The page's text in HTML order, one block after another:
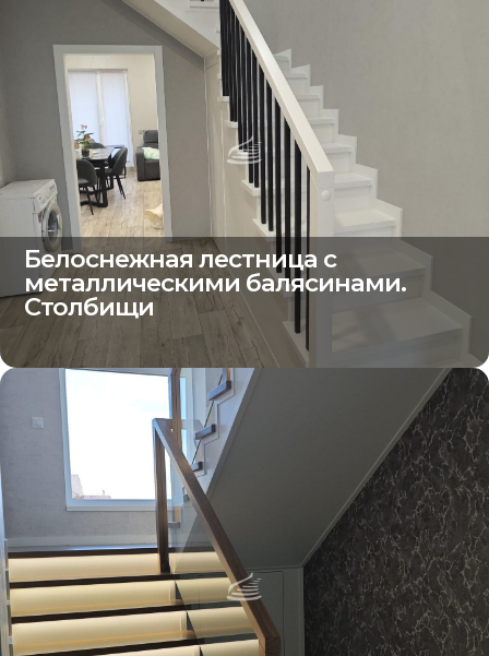
Белоснежная лестница с
металлическими балясинами.
Столбищи